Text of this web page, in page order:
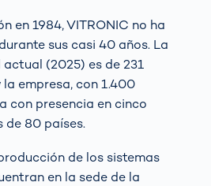
en 1984, VITRONIC no ha
sus casi 40 años. La
(2025) es de 231
la empresa, con 1.400
con presencia en cinco
de 80 países.
de los sistemas
en la sede de la